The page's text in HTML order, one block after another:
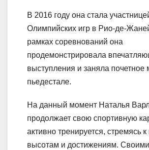
В 2016 году она стала
Олимпийских игр в Рио-де-
рамках соревнований она
продемонстрировала
выступления и заняла почетное
пьедестале.
На данный момент Наталья
продолжает свою спортивную
активно тренируется, стремясь
высотам и достижениям. Своими